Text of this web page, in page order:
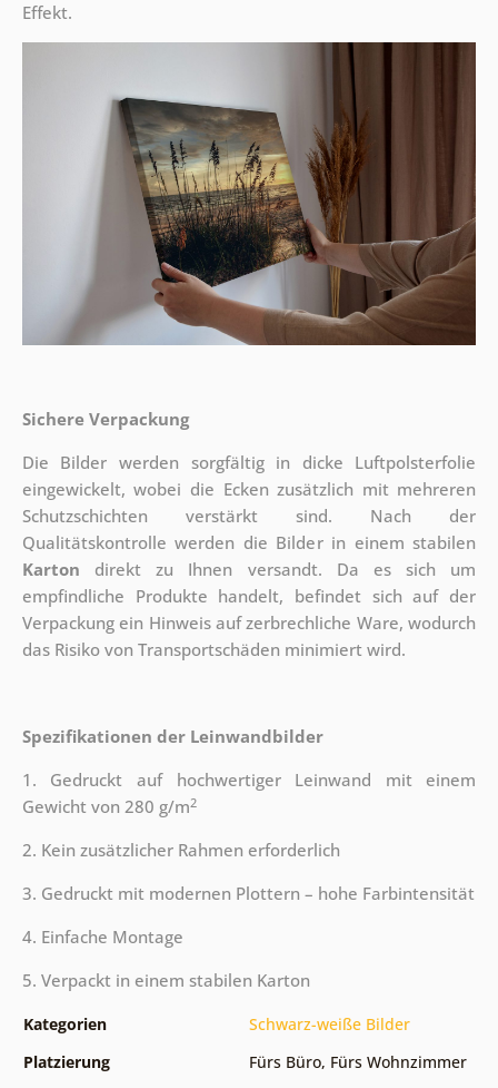
Effekt.
Sichere Verpackung
Die Bilder werden sorgfältig in dicke Luftpolsterfolie
eingewickelt, wobei die Ecken zusätzlich mit mehreren
Schutzschichten verstärkt sind. Nach der
Qualitätskontrolle werden die Bilder in einem stabilen
Karton direkt zu Ihnen versandt. Da es sich um
empfindliche Produkte handelt, befindet sich auf der
Verpackung ein Hinweis auf zerbrechliche Ware, wodurch
das Risiko von Transportschäden minimiert wird.
Spezifikationen der Leinwandbilder
1. Gedruckt auf hochwertiger Leinwand mit einem
Gewicht von 280 g/m2
2. Kein zusätzlicher Rahmen erforderlich
3. Gedruckt mit modernen Plottern – hohe Farbintensität
4. Einfache Montage
5. Verpackt in einem stabilen Karton
Kategorien
Schwarz-weiße Bilder
Platzierung
Fürs Büro, Fürs Wohnzimmer